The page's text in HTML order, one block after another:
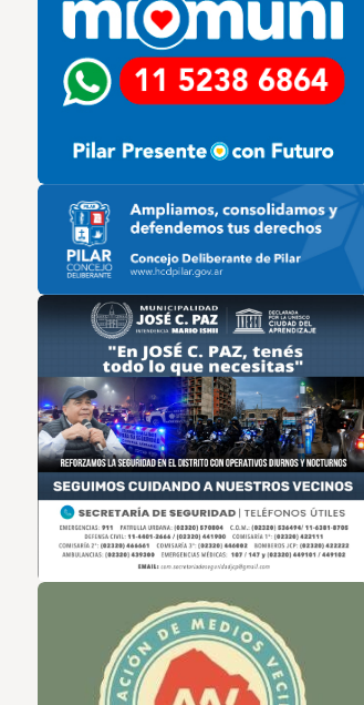
Pilar HCD
Asociación de Medios Vecinales